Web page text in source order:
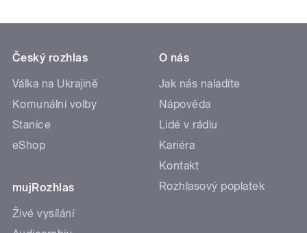
Český rozhlas
Válka na Ukrajině
Komunální volby
Stanice
eShop
mujRozhlas
Živé vysílání
O nás
Jak nás naladíte
Nápověda
Lidé v rádiu
Kariéra
Kontakt
Rozhlasový poplatek